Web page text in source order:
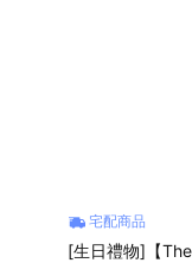
宅配商品
[生日禮物]【